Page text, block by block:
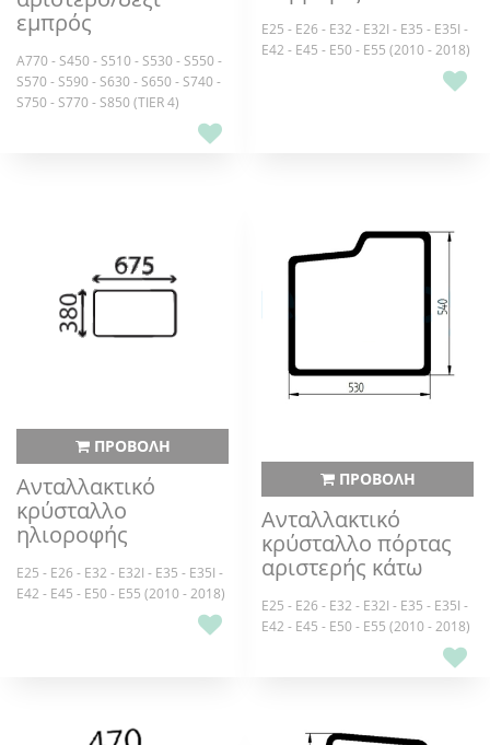
εμπρός
A770 - S450 - S510 - S530 - S550 -
S570 - S590 - S630 - S650 - S740 -
S750 - S770 - S850 (TIER 4)
E25 - E26 - E32 - E32I - E35 - E35I -
E42 - E45 - E50 - E55 (2010 - 2018)
ΠΡΟΒΟΛΗ
Ανταλλακτικό
κρύσταλλο
ηλιοροφής
E25 - E26 - E32 - E32I - E35 - E35I -
E42 - E45 - E50 - E55 (2010 - 2018)
ΠΡΟΒΟΛΗ
Ανταλλακτικό
κρύσταλλο πόρτας
αριστερής κάτω
E25 - E26 - E32 - E32I - E35 - E35I -
E42 - E45 - E50 - E55 (2010 - 2018)